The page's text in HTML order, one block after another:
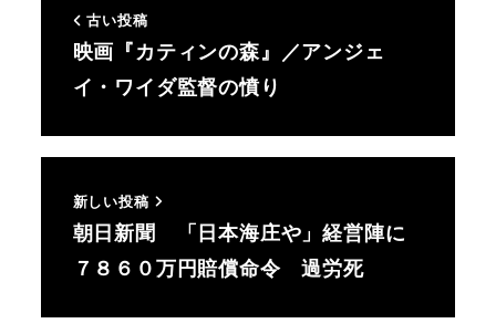
古い投稿
映画『カティンの森』／アンジェ
イ・ワイダ監督の憤り
新しい投稿
朝日新聞 「日本海庄や」経営陣に
７８６０万円賠償命令 過労死